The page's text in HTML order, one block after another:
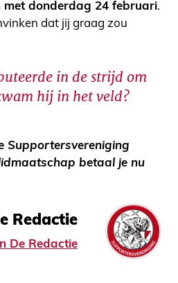
met donderdag 24 februari.
dat jij graag zou
in de strijd om
hij in het veld?
Supportersvereniging
betaal je nu
Redactie
De Redactie